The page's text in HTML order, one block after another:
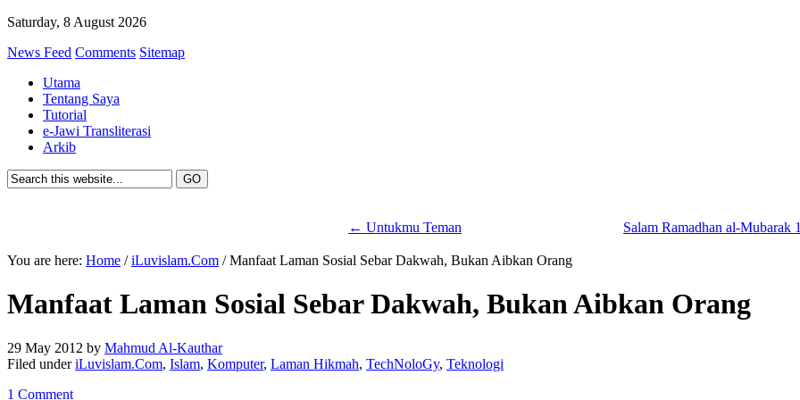
Saturday, 8 August 2026
News Feed Comments Sitemap
Utama
Tentang Saya
Tutorial
e-Jawi Transliterasi
Arkib
← Untukmu Teman Salam Ramadhan al-Mubarak
You are here: Home /iLuvislam.Com / Manfaat Laman Sosial Sebar Dakwah, Bukan Aibkan Orang
Manfaat Laman Sosial Sebar Dakwah, Bukan Aibkan Orang
29 May 2012 by Mahmud Al-Kauthar
Filed underiLuvislam.Com, Islam, Komputer, Laman Hikmah, TechNoloGy, Teknologi
1 Comment